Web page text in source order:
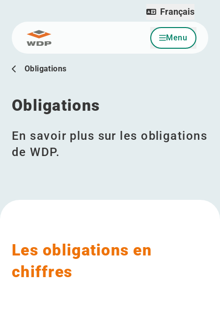
Allez au contenu Menu
Français
Obligations
Obligations
En savoir plus sur les obligations
de WDP.
Les obligations en
chiffres